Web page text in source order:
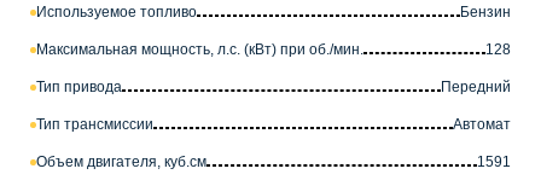
Используемое топливо Бензин
Максимальная мощность, л.с. (кВт) при об./мин. 128
Тип привода Передний
Тип трансмиссии Автомат
Объем двигателя, куб.см 1591